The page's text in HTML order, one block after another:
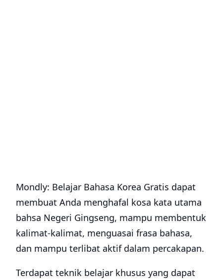
Mondly: Belajar Bahasa Korea Gratis dapat
membuat Anda menghafal kosa kata utama
bahsa Negeri Gingseng, mampu membentuk
kalimat-kalimat, menguasai frasa bahasa,
dan mampu terlibat aktif dalam percakapan.
Terdapat teknik belajar khusus yang dapat